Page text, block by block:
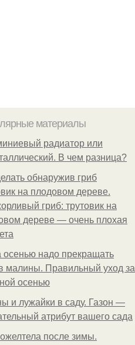
материалы
радиатор или
В чем разница?
обнаружив гриб
на плодовом дереве.
гриб: трутовик на
дереве — очень плохая
осенью надо прекращать
малины. Правильный уход за
осенью
и лужайки в саду. Газон —
атрибут вашего сада
после зимы.